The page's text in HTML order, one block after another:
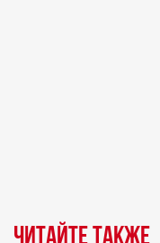
Читайте также